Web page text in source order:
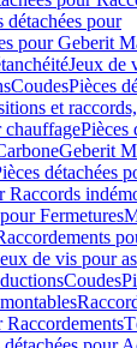
détachées pour
pour Geberit
Jeux de
CoudesPièces
et
chauffagePièces
Geberit
détachées
Raccords
Fermetures
de vis pour
Coudes
Raccordements